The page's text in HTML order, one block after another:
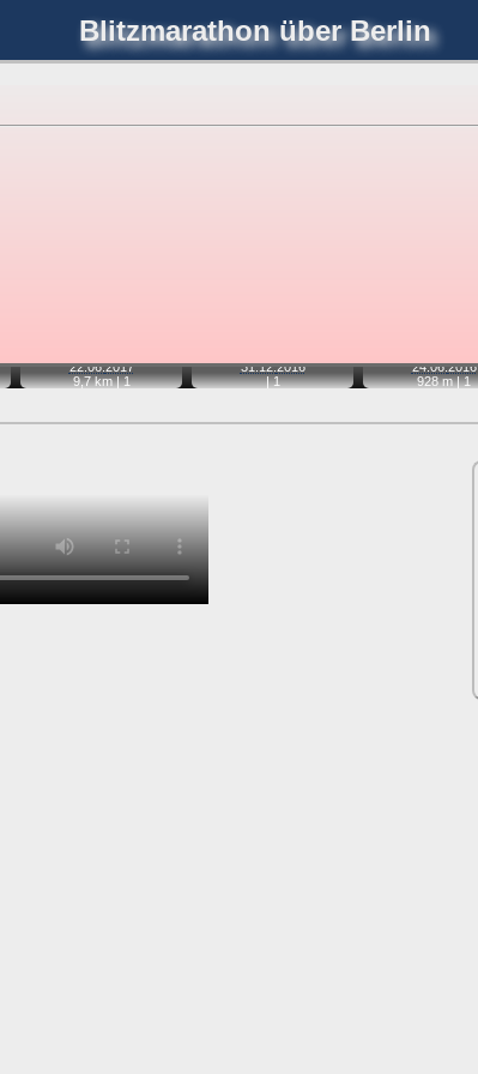
Blitzmarathonüber Berlin
joerglorenz.de
Blitzmarathon Am Himmel
22.06.2017
9,7 km |1
31.12.2016
|1
24.06.2016
928 m |1